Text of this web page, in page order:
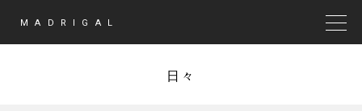
MADRIGAL
日々